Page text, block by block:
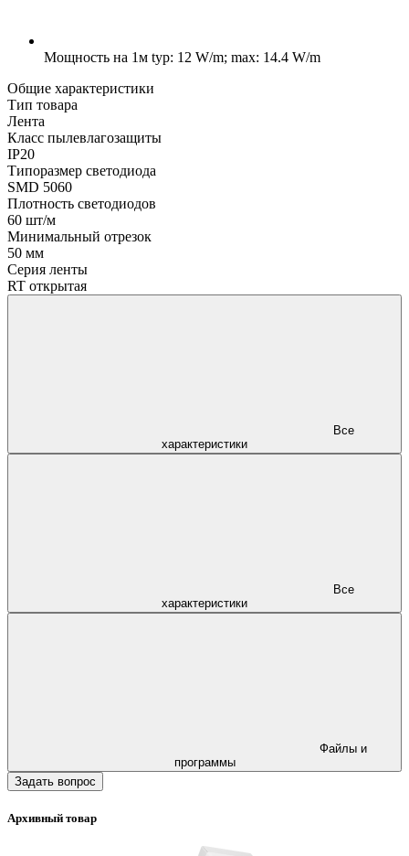
Мощность на 1м typ: 12 W/m; max: 14.4 W/m
Общие характеристики
Тип товара
Лента
Класс пылевлагозащиты
IP20
Типоразмер светодиода
SMD 5060
Плотность светодиодов
60 шт/м
Минимальный отрезок
50 мм
Серия ленты
RT открытая
характеристики
характеристики
программы
Задать вопрос
Архивный товар